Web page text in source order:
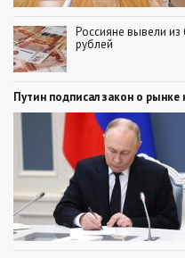
Россияне вывели
рублей
Путин подписал закон о рынке